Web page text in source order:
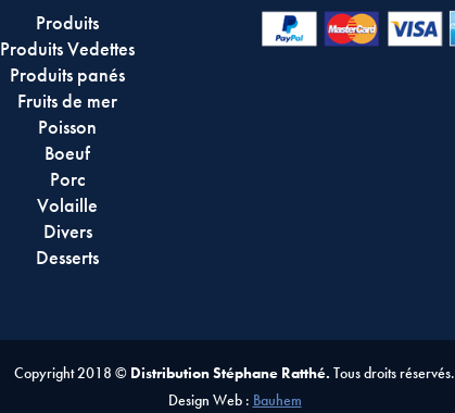
Produits
Produits Vedettes
Produits panés
Fruits de mer
Poisson
Boeuf
Porc
Volaille
Divers
Desserts
Copyright 2018 © Distribution Stéphane Ratthé. Tous droits réservés.
Design Web : Bauhem